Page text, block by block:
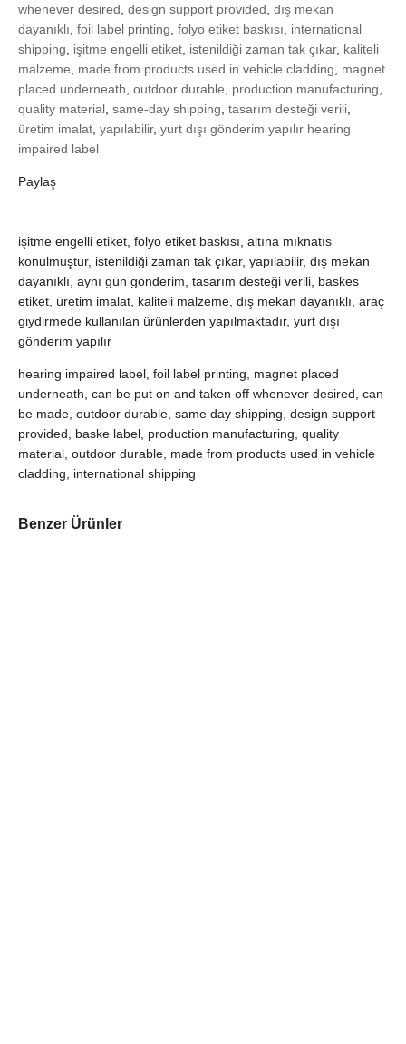
whenever desired design support provided dış mekan
dayanıklı foil label printing folyo etiket baskısı
international
shipping
işitme engelli etiket istenildiği zaman tak çıkar, kaliteli
malzeme
made from products used in vehicle cladding
magnet
placed underneath outdoor durable production manufacturing
quality material same-day shipping tasarım desteği verili
üretim imalat yapılabilir, yurt dışı gönderim yapılır hearing
impaired label
Paylaş
işitme engelli etiket, folyo etiket baskısı, altına mıknatıs
konulmuştur, istenildiği zaman tak çıkar, yapılabilir, dış mekan
dayanıklı, aynı gün gönderim, tasarım desteği verili, baskes
etiket, üretim imalat, kaliteli malzeme, dış mekan dayanıklı, araç
giydirmede kullanılan ürünlerden yapılmaktadır, yurt dışı
gönderim yapılır
hearing impaired label, foil label printing, magnet placed
underneath, can be put on and taken off whenever desired, can
be made, outdoor durable, same day shipping, design support
provided, baske label, production manufacturing, quality
material, outdoor durable, made from products used in vehicle
cladding, international shipping
Benzer Ürünler